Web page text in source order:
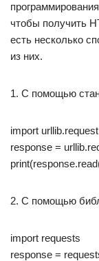
чтобы получить
есть несколько
из них.
1. С помощью
import urllib.request
response =
2. С помощью
import requests
response =